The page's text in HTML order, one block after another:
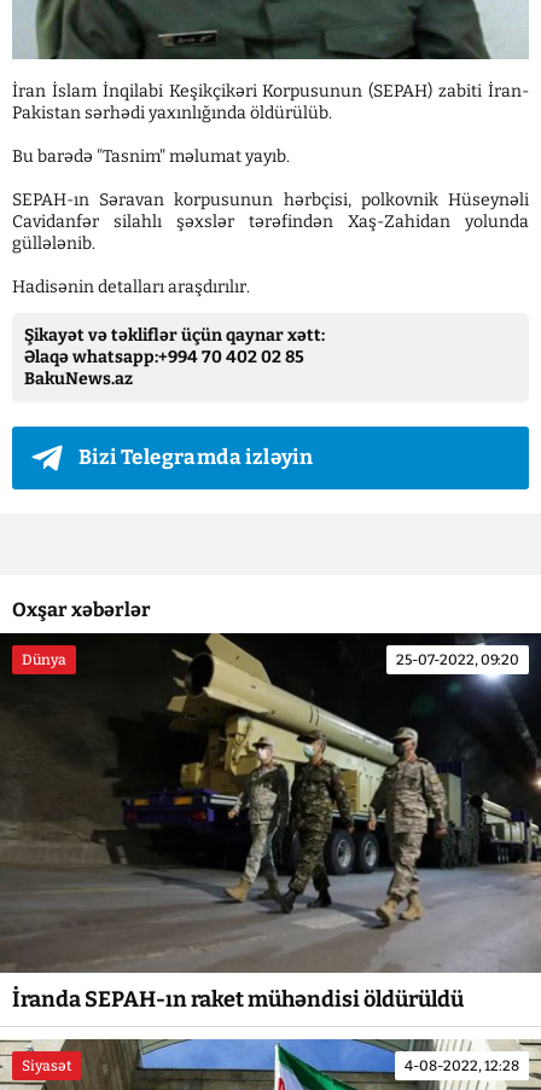
İran İslam İnqilabi Keşikçikəri Korpusunun (SEPAH) zabiti İran-
Pakistan sərhədi yaxınlığında öldürülüb.
Bu barədə "Tasnim" məlumat yayıb.
SEPAH-ın Səravan korpusunun hərbçisi, polkovnik Hüseynəli
Cavidanfər silahlı şəxslər tərəfindən Xaş-Zahidan yolunda
güllələnib.
Hadisənin detalları araşdırılır.
Şikayət və təkliflər üçün qaynar xətt:
Əlaqə whatsapp:+994 70 402 02 85
BakuNews.az
Bizi Telegramda izləyin
Oxşar xəbərlər
Dünya 25-07-2022, 09:20
İranda SEPAH-ın raket mühəndisi öldürüldü
Siyasət 4-08-2022, 12:28